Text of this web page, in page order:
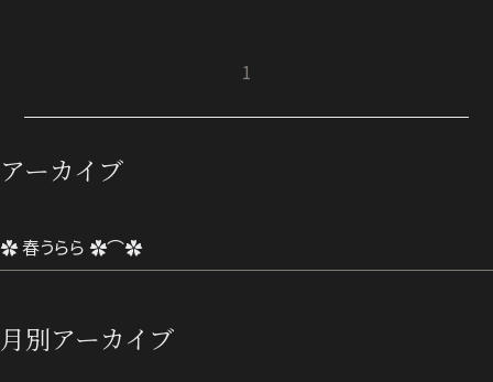
1
アーカイブ
✿ 春うらら ✿⌒✿
月別アーカイブ